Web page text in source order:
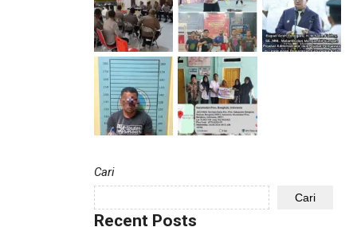
Cari
Cari
Recent Posts